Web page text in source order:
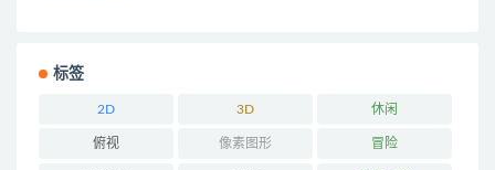
标签
2D 3D 休闲
俯视 像素图形 冒险